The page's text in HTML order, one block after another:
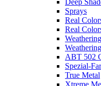
Deep
Sprays
Real
Real
Weathering
ABT 502
Spezial-
True Metal
Xtreme